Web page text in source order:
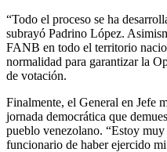
“Todo el proceso se ha
subrayó Padrino López.
FANB en todo el territorio
normalidad para garantizar la
de votación.
Finalmente, el General en Jefe
jornada democrática que
pueblo venezolano. “Estoy
funcionario de haber ejercido